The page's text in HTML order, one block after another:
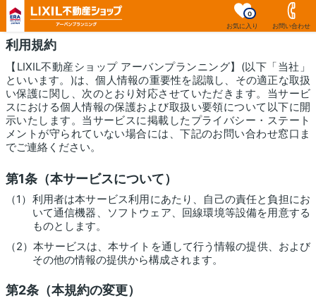
お気に入り
0
お問い合わせ
利用規約
【LIXIL不動産ショップ アーバンプランニング】(以下「当社」
といいます。)は、個人情報の重要性を認識し、その適正な取扱
い保護に関し、次のとおり対応させていただきます。当サービ
スにおける個人情報の保護および取扱い要領について以下に開
示いたします。当サービスに掲載したプライバシー・ステート
メントが守られていない場合には、下記のお問い合わせ窓口ま
でご連絡ください。
第1条（本サービスについて）
（1）利用者は本サービス利用にあたり、自己の責任と負担にお
いて通信機器、ソフトウェア、回線環境等設備を用意する
ものとします。
（2）本サービスは、本サイトを通して行う情報の提供、および
その他の情報の提供から構成されます。
第2条（本規約の変更）